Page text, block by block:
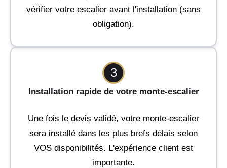
vérifier votre escalier avant l'installation (sans
obligation).
3
Installation rapide de votre monte-escalier
Une fois le devis validé, votre monte-escalier
sera installé dans les plus brefs délais selon
VOS disponibilités. L'expérience client est
importante.